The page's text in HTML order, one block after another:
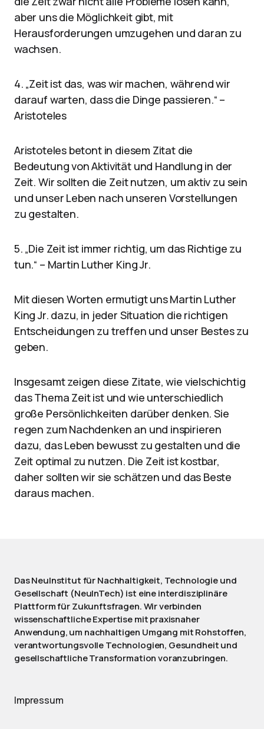
aber uns die Möglichkeit gibt, mit
Herausforderungen umzugehen und daran zu
wachsen.
4. „Zeit ist das, was wir machen, während wir
darauf warten, dass die Dinge passieren.“ –
Aristoteles
Aristoteles betont in diesem Zitat die
Bedeutung von Aktivität und Handlung in der
Zeit. Wir sollten die Zeit nutzen, um aktiv zu sein
und unser Leben nach unseren Vorstellungen
zu gestalten.
5. „Die Zeit ist immer richtig, um das Richtige zu
tun.“ – Martin Luther King Jr.
Mit diesen Worten ermutigt uns Martin Luther
King Jr. dazu, in jeder Situation die richtigen
Entscheidungen zu treffen und unser Bestes zu
geben.
Insgesamt zeigen diese Zitate, wie vielschichtig
das Thema Zeit ist und wie unterschiedlich
große Persönlichkeiten darüber denken. Sie
regen zum Nachdenken an und inspirieren
dazu, das Leben bewusst zu gestalten und die
Zeit optimal zu nutzen. Die Zeit ist kostbar,
daher sollten wir sie schätzen und das Beste
daraus machen.
Das NeuInstitut für Nachhaltigkeit, Technologie und
Gesellschaft (NeuInTech) ist eine interdisziplinäre
Plattform für Zukunftsfragen. Wir verbinden
wissenschaftliche Expertise mit praxisnaher
Anwendung, um nachhaltigen Umgang mit Rohstoffen,
verantwortungsvolle Technologien, Gesundheit und
gesellschaftliche Transformation voranzubringen.
Impressum